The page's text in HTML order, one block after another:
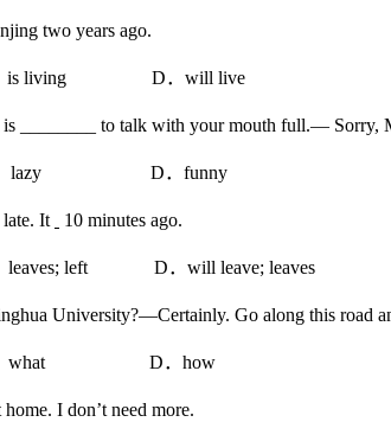
two years ago.
D．will live
________ to talk with your mouth full.— Sorry,
lazy D．funny
It 10 minutes ago.
left D．will leave; leaves
University?—Certainly. Go along this road
D．how
I don’t need more.